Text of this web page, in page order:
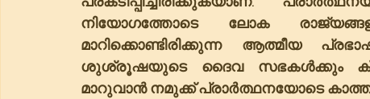
നിയോഗത്തോടെ ലോക
മാറിക്കൊണ്ടിരിക്കുന്ന ആത്മീയ
ശുശ്രൂഷയുടെ ദൈവ സഭകൾക്കും
മാറുവാൻ നമുക്ക് പ്രാർത്ഥനയോടെ